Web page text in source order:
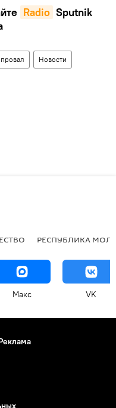
Radio Sputnik
провал Новости
РЕСПУБЛИКА
Макс VK